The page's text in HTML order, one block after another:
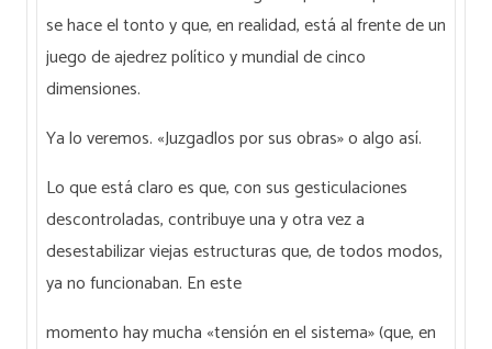
se hace el tonto y que, en realidad, está al frente de un
juego de ajedrez político y mundial de cinco
dimensiones.
Ya lo veremos. «Juzgadlos por sus obras» o algo así.
Lo que está claro es que, con sus gesticulaciones
descontroladas, contribuye una y otra vez a
desestabilizar viejas estructuras que, de todos modos,
ya no funcionaban. En este
momento hay mucha «tensión en el sistema» (que, en